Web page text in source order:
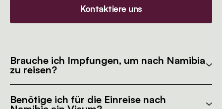
Kontaktiere uns
Brauche ich Impfungen, um nach Namibia
zu reisen?
Benötige ich für die Einreise nach